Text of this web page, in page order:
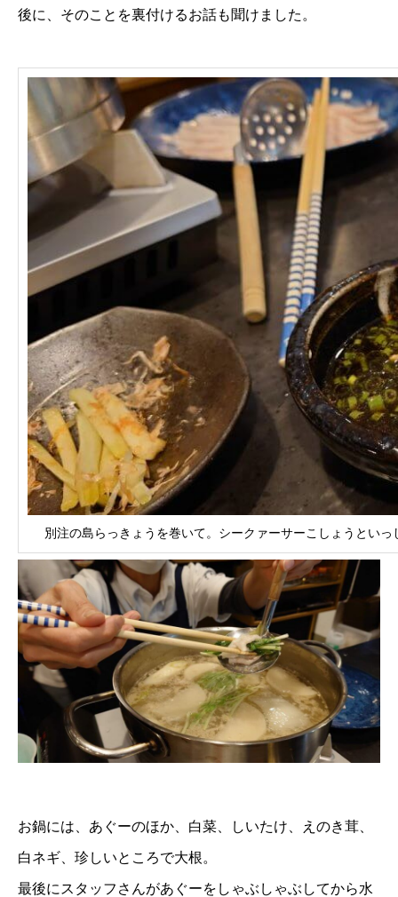
後に、そのことを裏付けるお話も聞けました。
別注の島らっきょうを巻いて。シークァーサーこしょうとい
お鍋には、あぐーのほか、白菜、しいたけ、えのき茸、
白ネギ、珍しいところで大根。
最後にスタッフさんがあぐーをしゃぶしゃぶしてから水